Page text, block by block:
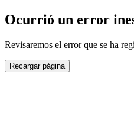
Ocurrió un error
Revisaremos el error que se ha
Recargar página